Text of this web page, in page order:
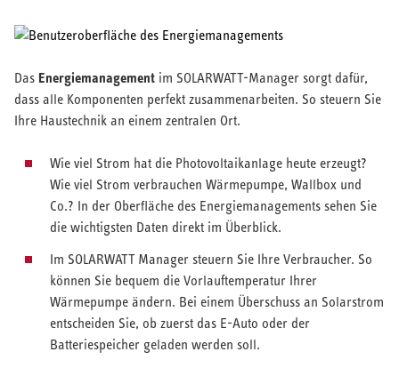
​Das Energiemanagement im SOLARWATT-Manager sorgt dafür,
dass alle Komponenten perfekt zusammenarbeiten. So steuern Sie
Ihre Haustechnik an einem zentralen Ort.
Wie viel Strom hat die Photovoltaikanlage heute erzeugt?
Wie viel Strom verbrauchen Wärmepumpe, Wallbox und
Co.? In der Oberfläche des Energiemanagements sehen Sie
die wichtigsten Daten direkt im Überblick.
Im SOLARWATT Manager steuern Sie Ihre Verbraucher. So
können Sie bequem die Vorlauftemperatur Ihrer
Wärmepumpe ändern. Bei einem Überschuss an Solarstrom
entscheiden Sie, ob zuerst das E-Auto oder der
Batteriespeicher geladen werden soll.